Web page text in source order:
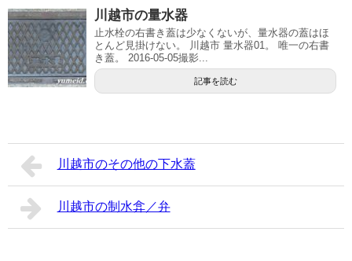
川越市の量水器
止水栓の右書き蓋は少なくないが、量水器の蓋はほ
とんど見掛けない。 川越市 量水器01。 唯一の右書
き蓋。 2016-05-05撮影...
記事を読む
川越市のその他の下水蓋
川越市の制水弇／弁